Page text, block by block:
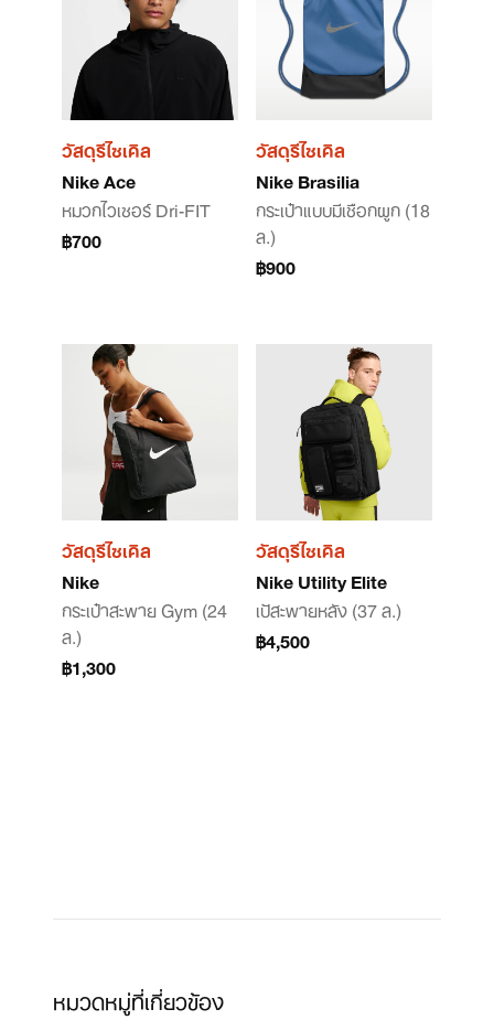
วัสดุรีไซเคิล
Nike Ace
หมวกไวเซอร์ Dri-FIT
฿700
วัสดุรีไซเคิล
Nike Brasilia
กระเป๋าแบบมีเชือกผูก (18
ล.)
฿900
วัสดุรีไซเคิล
Nike
กระเป๋าสะพาย Gym (24
ล.)
฿1,300
วัสดุรีไซเคิล
Nike Utility Elite
เป้สะพายหลัง (37 ล.)
฿4,500
หมวดหมู่ที่เกี่ยวข้อง